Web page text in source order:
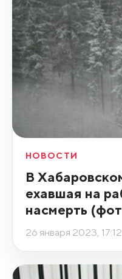
НОВОСТИ
В
ехавшая на
насмерть
26 января 2023, 17:12